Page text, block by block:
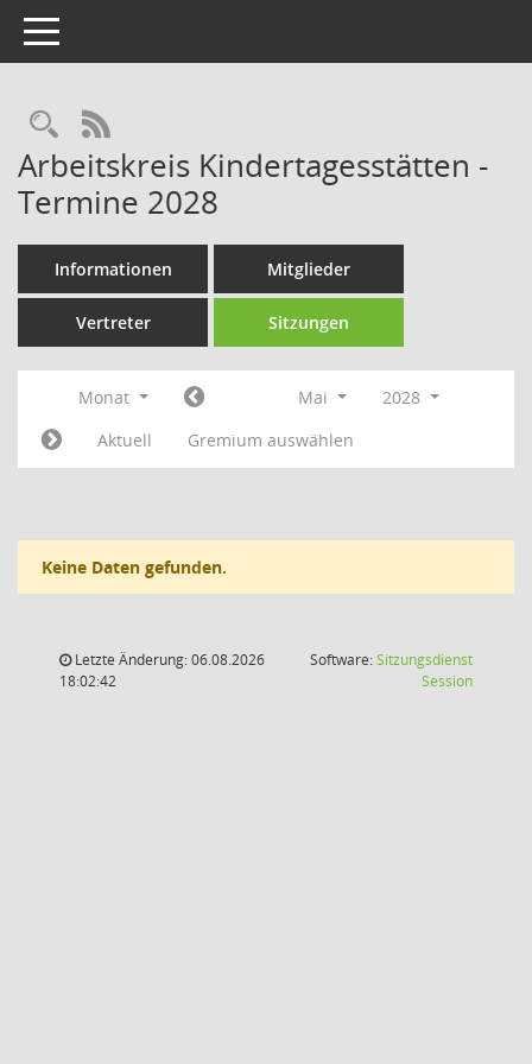
Toggle navigation
Rechercheauswahl
RSS-Feed
Arbeitskreis Kindertagesstätten -
Termine 2028
Informationen Mitglieder
Vertreter Sitzungen
Monat Mai
2028
Aktuell
Gremium auswählen
Keine Daten gefunden.
Letzte Änderung: 06.08.2026
18:02:42
Software:Sitzungsdienst
Session(Wird in